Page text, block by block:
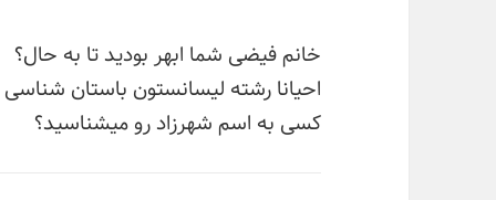
خانم فیضی شما ابهر بودید تا به حال؟
احیانا رشته لیسانستون باستان
کسی به اسم شهرزاد رو میشناسید؟